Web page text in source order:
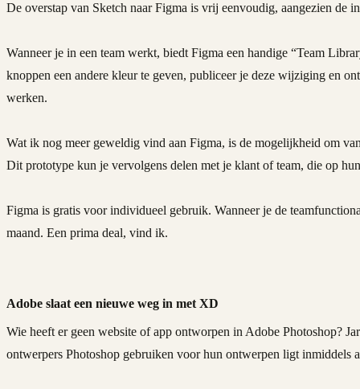
De overstap van Sketch naar Figma is vrij eenvoudig, aangezien de
Wanneer je in een team werkt, biedt Figma een handige “Team
knoppen een andere kleur te geven, publiceer je deze wijziging en
werken.
Wat ik nog meer geweldig vind aan Figma, is de mogelijkheid om
Dit prototype kun je vervolgens delen met je klant of team, die op
Figma is gratis voor individueel gebruik. Wanneer je de
maand. Een prima deal, vind ik.
Adobe slaat een nieuwe weg in met XD
Wie heeft er geen website of app ontworpen in Adobe Photoshop?
ontwerpers Photoshop gebruiken voor hun ontwerpen ligt inmiddels